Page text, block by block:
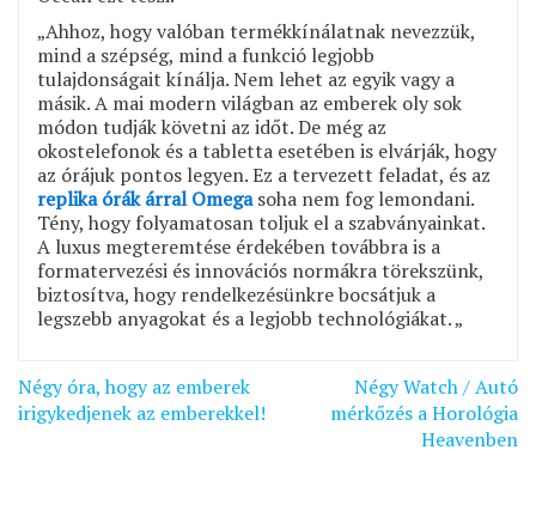
„Ahhoz, hogy valóban termékkínálatnak nevezzük,
mind a szépség, mind a funkció legjobb
tulajdonságait kínálja. Nem lehet az egyik vagy a
másik. A mai modern világban az emberek oly sok
módon tudják követni az időt. De még az
okostelefonok és a tabletta esetében is elvárják, hogy
az órájuk pontos legyen. Ez a tervezett feladat, és az
replika órák árral Omegasoha nem fog lemondani.
Tény, hogy folyamatosan toljuk el a szabványainkat.
A luxus megteremtése érdekében továbbra is a
formatervezési és innovációs normákra törekszünk,
biztosítva, hogy rendelkezésünkre bocsátjuk a
legszebb anyagokat és a legjobb technológiákat. „
Bejegyzés
navigáció
Négy óra, hogy az emberek
irigykedjenek az emberekkel!
Négy Watch / Autó
mérkőzés a Horológia
Heavenben